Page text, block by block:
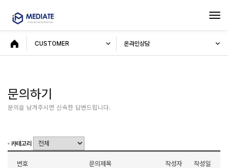
CUSTOMER 온라인상담
문의하기
문의을 남겨주시면 신속한 답변드립니다.
카테고리
번호 문의제목 작성자 작성일